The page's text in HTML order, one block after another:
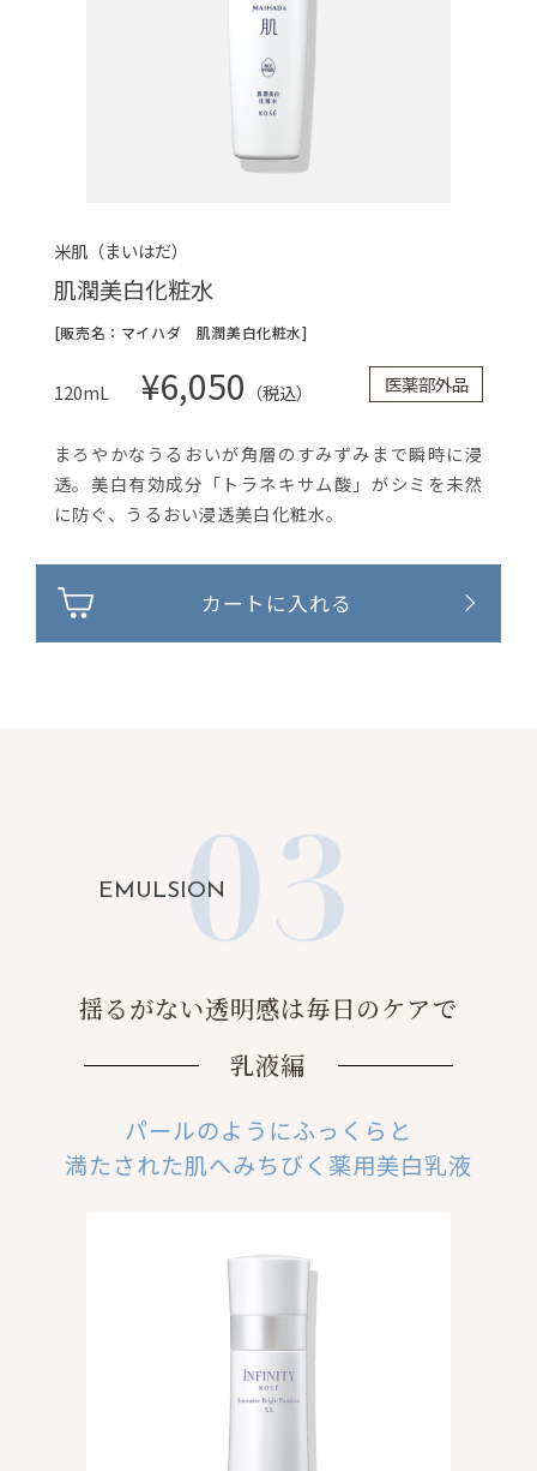
米肌（まいはだ）
肌潤美白化粧水
[販売名：マイハダ 肌潤美白化粧水]
120mL ¥6,050 （税込） 医薬部外品
まろやかなうるおいが角層のすみずみまで瞬時に浸
透。美白有効成分「トラネキサム酸」がシミを未然
に防ぐ、うるおい浸透美白化粧水。
カートに入れる
EMULSION
揺るがない透明感は毎日のケアで
乳液編
パールのようにふっくらと
満たされた肌へみちびく薬用美白乳液